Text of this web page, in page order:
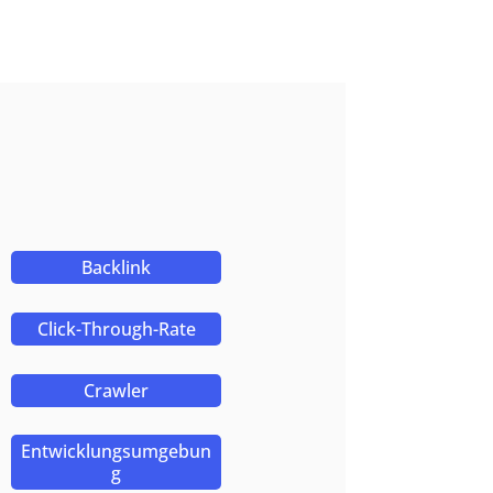
Backlink
Click-Through-Rate
Crawler
Entwicklungsumgebun
g